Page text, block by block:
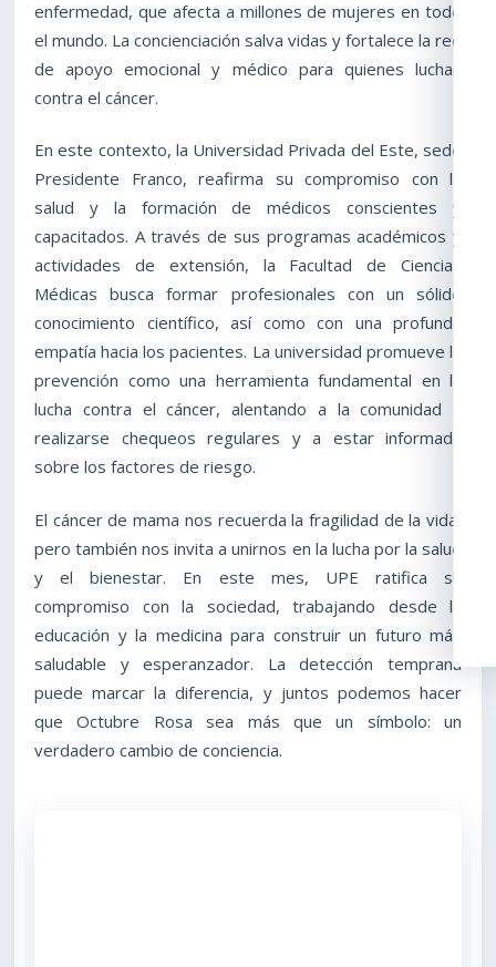
enfermedad, que afecta a millones de mujeres en todo
el mundo. La concienciación salva vidas y fortalece la red
de apoyo emocional y médico para quienes luchan
contra el cáncer.
En este contexto, la Universidad Privada del Este, sede
Presidente Franco, reafirma su compromiso con la
salud y la formación de médicos conscientes y
capacitados. A través de sus programas académicos y
actividades de extensión, la Facultad de Ciencias
Médicas busca formar profesionales con un sólido
conocimiento científico, así como con una profunda
empatía hacia los pacientes. La universidad promueve la
prevención como una herramienta fundamental en la
lucha contra el cáncer, alentando a la comunidad a
realizarse chequeos regulares y a estar informada
sobre los factores de riesgo.
El cáncer de mama nos recuerda la fragilidad de la vida,
pero también nos invita a unirnos en la lucha por la salud
y el bienestar. En este mes, UPE ratifica su
compromiso con la sociedad, trabajando desde la
educación y la medicina para construir un futuro más
saludable y esperanzador. La detección temprana
puede marcar la diferencia, y juntos podemos hacer
que Octubre Rosa sea más que un símbolo: un
verdadero cambio de conciencia.